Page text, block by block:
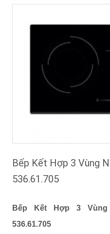
Bếp Kết Hợp 3 Vùng
536.61.705
Bếp Kết Hợp 3 Vùng
536.61.705